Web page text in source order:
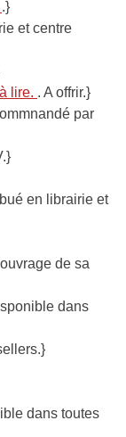
.}
et centre
lire. . A offrir.}
par
en librairie et
de sa
dans
dans toutes